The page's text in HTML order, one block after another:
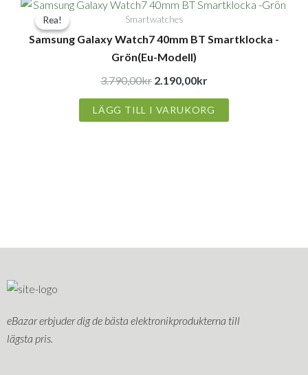
Rea!
Rea! Smartwatches
Samsung Galaxy Watch7 40mm BT Smartklocka -
Grön(Eu-Modell)
3.790,00kr
Det
ursprungliga
priset
var:
3.790,00kr.
2.190,00kr
Det
priset
LÄGG TILL I VARUKORG
eBazar erbjuder dig de bästa elektronikprodukterna till
lägsta pris.